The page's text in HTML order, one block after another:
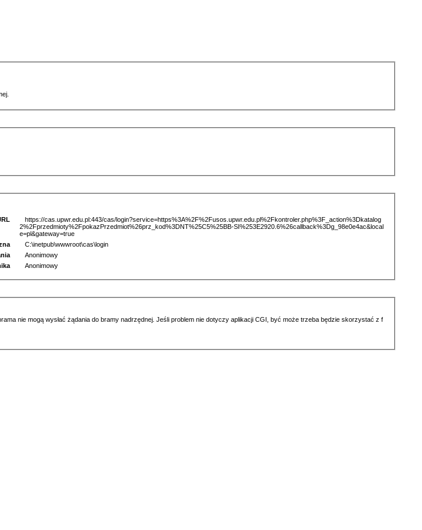
https://cas.upwr.edu.pl:443/cas/login?service=https%3A%2F%2Fusos.upwr.edu.pl%2Fkontroler.php%3F_action%3Dkatalog
2%2Fprzedmioty%2FpokazPrzedmiot%26prz_kod%3DNT%25C5%25BB-SI%253E2920.6%26callback%3Dg_98e0e4ac&local
e=pl&gateway=true
C:\inetpub\wwwroot\cas\login
Anonimowy
Anonimowy
nie mogą wysłać żądania do bramy nadrzędnej. Jeśli problem nie dotyczy aplikacji CGI, być może trzeba będzie skorzystać z f